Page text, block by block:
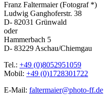
Franz Faltermaier (Fotograf *)
Ludwig Ganghoferstr. 38
D- 82031 Grünwald
oder
Hammerbach 5
D- 83229 Aschau/Chiemgau
Tel.: +49 (0)8052951059
Mobil: +49 (0)1728301722
E-Mail: faltermaier@photo-ff.de